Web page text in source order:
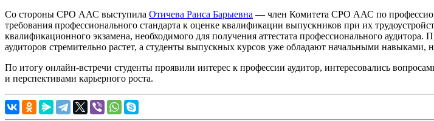
Со стороны СРО ААС выступила Отичева Раиса Барыевна — член Комитета СРО ААС по
требования профессионального стандарта к оценке квалификации выпускников при их
квалификационного экзамена, необходимого для получения аттестата профессионального
аудиторов стремительно растет, а студенты выпускных курсов уже обладают начальными
По итогу онлайн-встречи студенты проявили интерес к профессии аудитор, интересовались
и перспективами карьерного роста.